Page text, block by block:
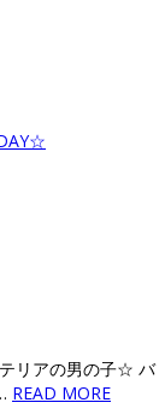
リアの男の子☆ バ
READ MORE